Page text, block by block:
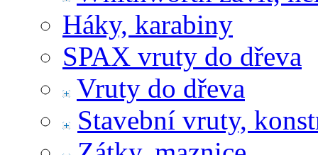
Háky, karabiny
SPAX vruty do dřeva
Vruty do dřeva
Stavební vruty,